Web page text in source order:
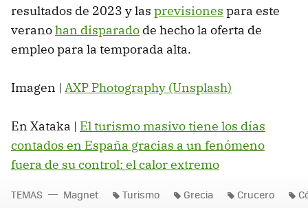
resultados de 2023 y las previsiones para este
veranohan disparado de hecho la oferta de
empleo para la temporada alta.
Imagen | AXP Photography (Unsplash)
En Xataka | El turismo masivo tiene los días
contados en España gracias a un fenómeno
fuera de su control: el calor extremo
TEMAS Magnet Turismo Grecia Crucero